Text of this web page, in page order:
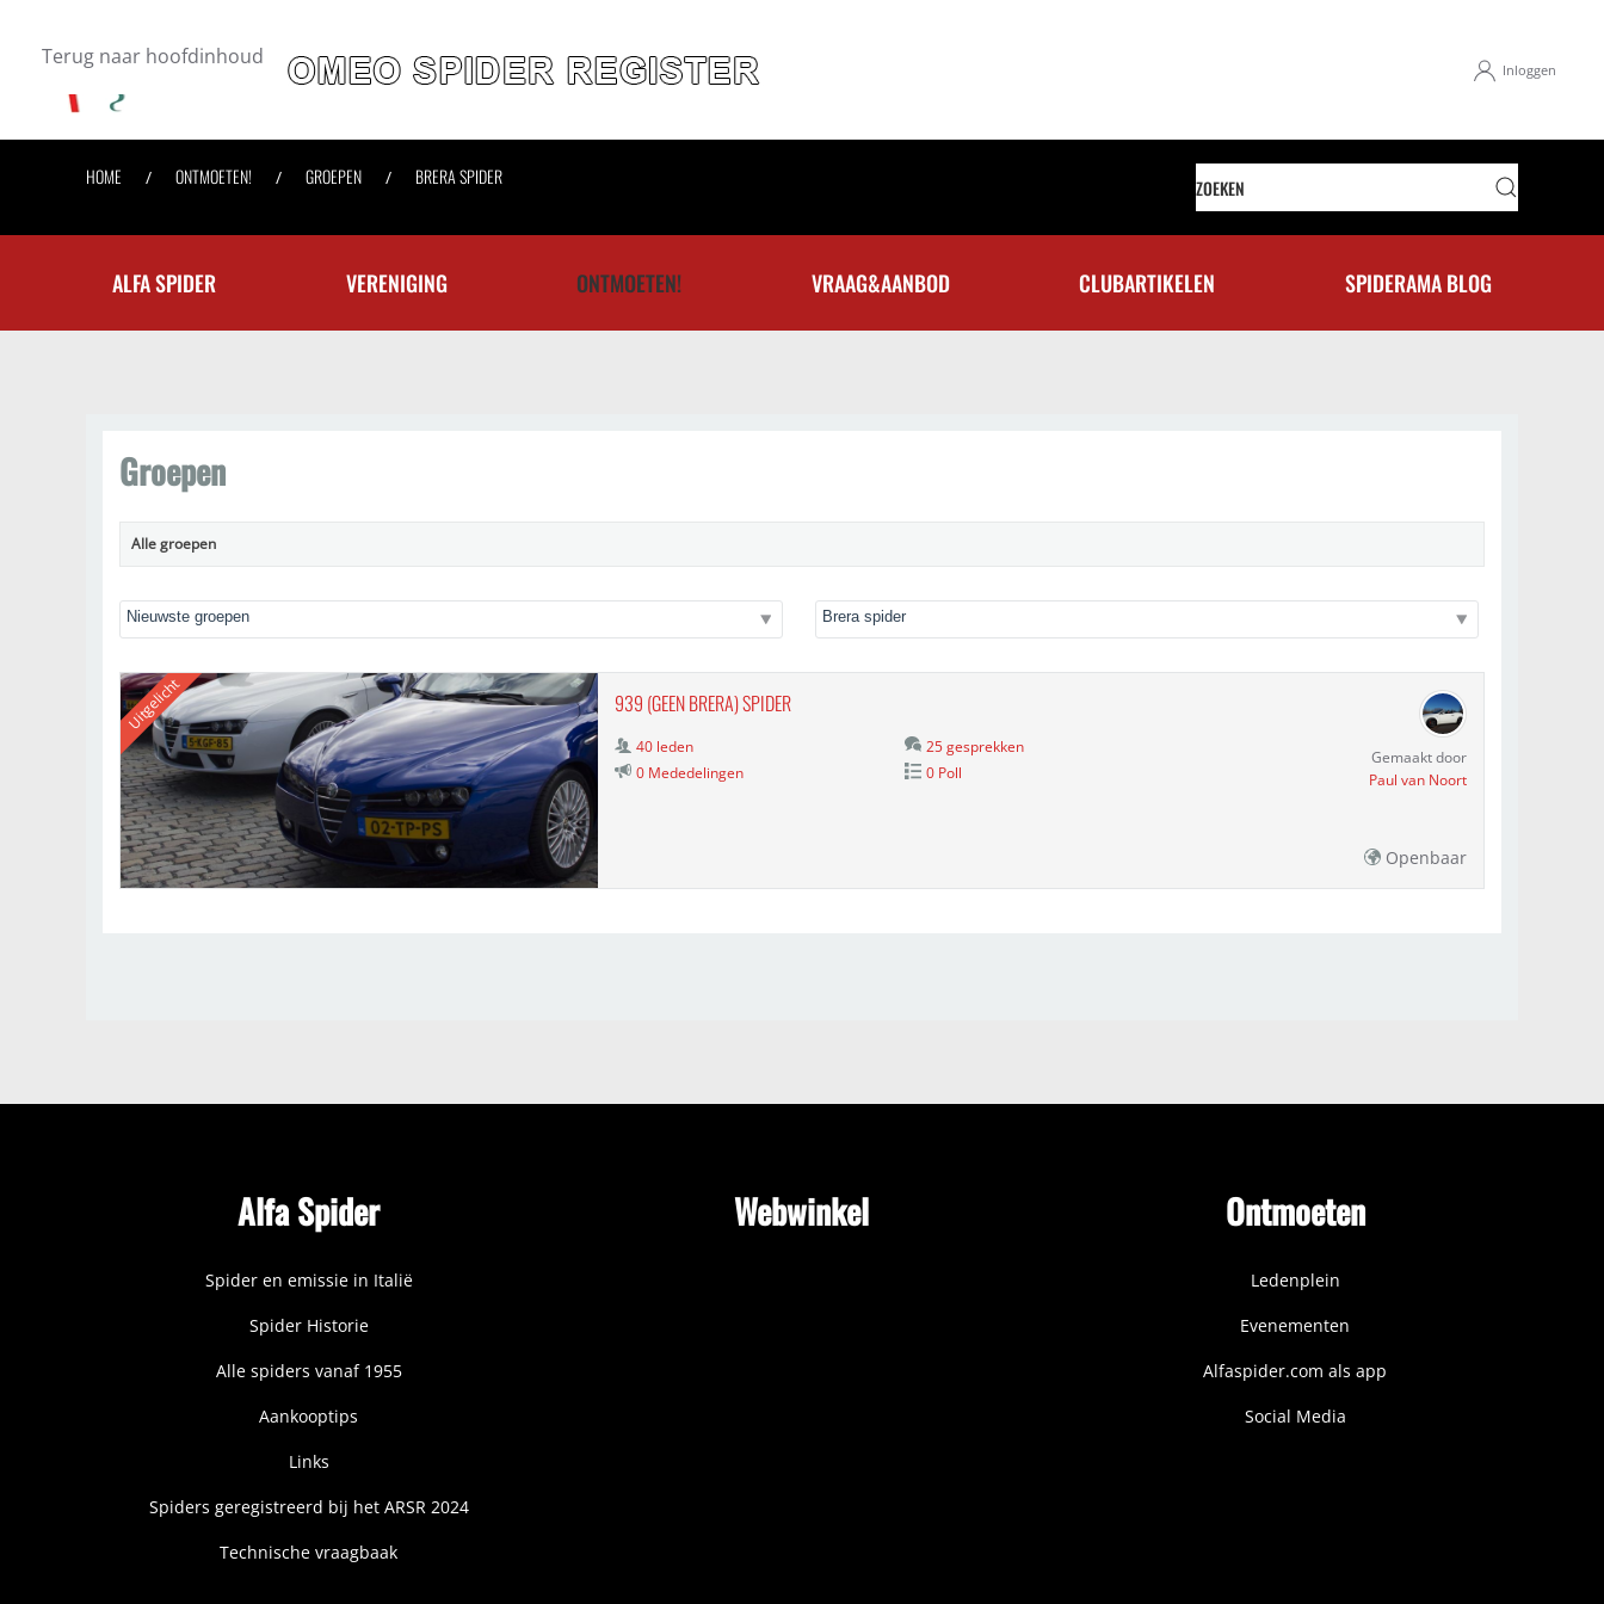
Terug naar hoofdinhoud
Inloggen
HOME ONTMOETEN! GROEPEN BRERA SPIDER
ALFA SPIDER VERENIGING ONTMOETEN! VRAAG&AANBOD CLUBARTIKELEN SPIDERAMA BLOG
Groepen
Alle groepen
Uitgelicht 939 (GEEN BRERA) SPIDER
40 leden
25 gesprekken
0 Mededelingen
0 Poll
Openbaar
Gemaakt door
Paul van Noort
Alfa Spider
Spider en emissie in Italië
Spider Historie
Alle spiders vanaf 1955
Aankooptips
Links
Spiders geregistreerd bij het ARSR 2024
Technische vraagbaak
Webwinkel Ontmoeten
Ledenplein
Evenementen
Alfaspider.com als app
Social Media